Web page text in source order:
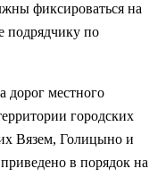
фиксироваться на
подрядчику по
дорог местного
городских
Вязем, Голицыно и
в порядок на